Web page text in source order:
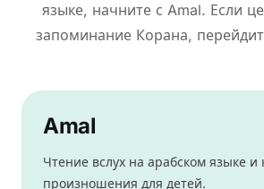
языке, начните с Amal. Если
запоминание Корана,
Amal
Чтение вслух на арабском языке и
произношения для детей.